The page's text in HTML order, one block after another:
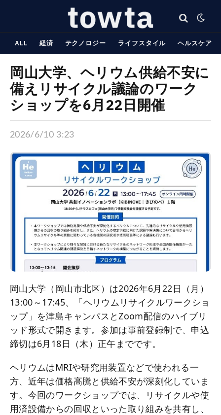
ALL 経済 テクノロジー ライフスタイル ヘルスケア
岡山大学、ヘリウム供給不安に
備えリサイクル議論のワーク
ショップを6月22日開催
2026/6/10 3:23
岡山大学（岡山市北区）は2026年6月22日（月）
13:00～17:45、「ヘリウムリサイクルワークショ
ップ」を津島キャンパスとZoom配信のハイブリ
ッド形式で開きます。参加は事前登録制で、申込
締切は6月18日（木）正午までです。
ヘリウムはMRIや研究用装置などで使われる一
方、近年は価格高騰と供給不安が深刻化していま
す。今回のワークショップでは、リサイクルや使
用済設備からの回収といった取り組みを共有し、